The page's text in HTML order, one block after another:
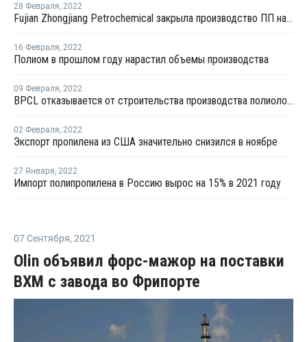
28 Февраля, 2022
Fujian Zhongjiang Petrochemical закрыла производство ПП на ремонт
16 Февраля, 2022
Полиом в прошлом году нарастил объемы производства
09 Февраля, 2022
BPCL отказывается от строительства производства полиолов в Индии
02 Февраля, 2022
Экспорт пропилена из США значительно снизился в ноябре
27 Января, 2022
Импорт полипропилена в Россию вырос на 15% в 2021 году
07 Сентября, 2021
Olin объявил форс-мажор на поставки
ВХМ с завода во Фрипорте